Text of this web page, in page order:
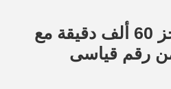
ميسي يتخطى حاجز 60 ألف دقيقة مع
رقم قياسى